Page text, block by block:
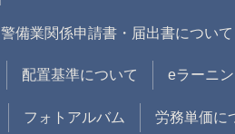
警備業関係申請書・届出書について
配置基準について eラーニ
フォトアルバム 労務単価に